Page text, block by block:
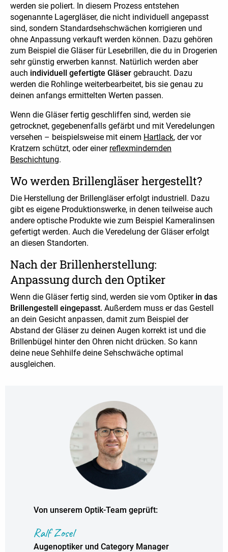
werden sie poliert. In diesem Prozess entstehen
sogenannte Lagergläser, die nicht individuell angepasst
sind, sondern Standardsehschwächen korrigieren und
ohne Anpassung verkauft werden können. Dazu gehören
zum Beispiel die Gläser für Lesebrillen, die du in Drogerien
sehr günstig erwerben kannst. Natürlich werden aber
auch individuell gefertigte Gläser gebraucht. Dazu
werden die Rohlinge weiterbearbeitet, bis sie genau zu
deinen anfangs ermittelten Werten passen.
Wenn die Gläser fertig geschliffen sind, werden sie
getrocknet, gegebenenfalls gefärbt und mit Veredelungen
versehen – beispielsweise mit einem Hartlack, der vor
Kratzern schützt, oder einer reflexmindernden
Beschichtung.
Wo werden Brillengläser hergestellt?
Die Herstellung der Brillengläser erfolgt industriell. Dazu
gibt es eigene Produktionswerke, in denen teilweise auch
andere optische Produkte wie zum Beispiel Kameralinsen
gefertigt werden. Auch die Veredelung der Gläser erfolgt
an diesen Standorten.
Nach der Brillenherstellung:
Anpassung durch den Optiker
Wenn die Gläser fertig sind, werden sie vom Optiker in das
Brillengestell eingepasst. Außerdem muss er das Gestell
an dein Gesicht anpassen, damit zum Beispiel der
Abstand der Gläser zu deinen Augen korrekt ist und die
Brillenbügel hinter den Ohren nicht drücken. So kann
deine neue Sehhilfe deine Sehschwäche optimal
ausgleichen.
Von unserem Optik-Team geprüft:
Ralf Zosel
Augenoptiker und Category Manager